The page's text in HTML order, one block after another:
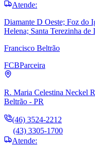
Atende:
Diamante D Oeste; Foz do
Helena; Santa Terezinha de
Francisco Beltrão
FCBParceira
R. Maria Celestina Neckel
Beltrão - PR
(46) 3524-2212
(43) 3305-1700
Atende: